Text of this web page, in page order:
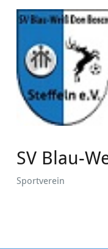
Zum
Inhalt
SV Blau-
Sportverein